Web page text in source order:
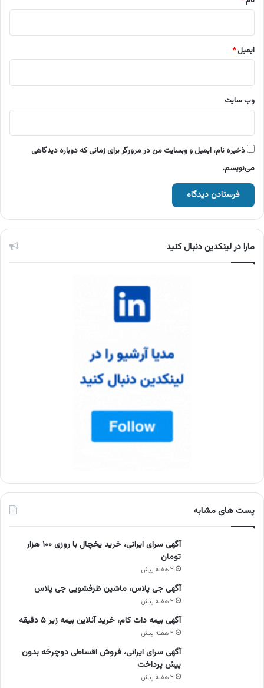
ایمیل*
وب‌ سایت
ذخیره نام، ایمیل و وبسایت من در مرورگر برای زمانی که دوباره دیدگاهی
می‌نویسم.
مارا در لینکدین دنبال کنید
پست های مشابه
آگهی سرای ایرانی، خرید یخچال با روزی ۱۰۰ هزار
تومان
۲ هفته پیش
آگهی جی پلاس، ماشین ظرفشویی جی پلاس
۲ هفته پیش
آگهی بیمه دات کام، خرید آنلاین بیمه زیر ۵ دقیقه
۲ هفته پیش
آگهی سرای ایرانی، فروش اقساطی دوچرخه بدون
پیش پرداخت
۲ هفته پیش